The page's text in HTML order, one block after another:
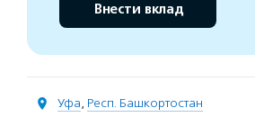
Внести вклад
Уфа, Респ. Башкортостан